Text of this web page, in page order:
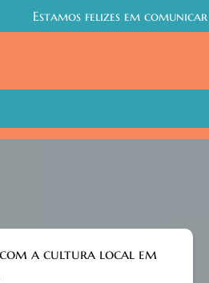
primáriaEstamos felizes em
a cultura local em